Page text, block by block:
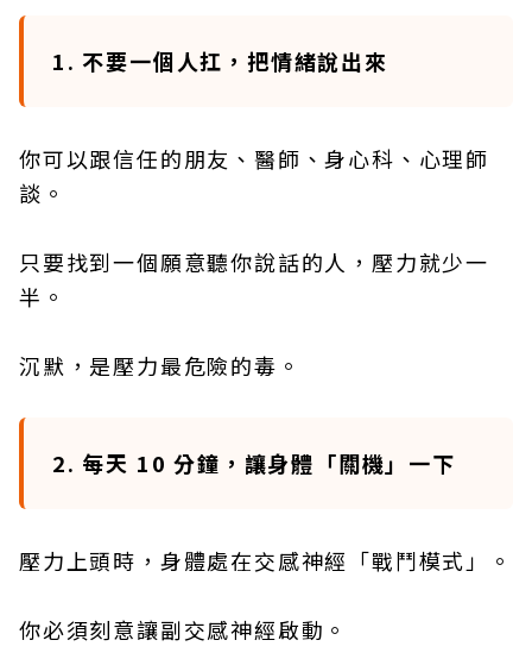
1. 不要一個人扛，把情緒說出來
你可以跟信任的朋友、醫師、身心科、心理師
談。
只要找到一個願意聽你說話的人，壓力就少一
半。
沉默，是壓力最危險的毒。
2. 每天 10 分鐘，讓身體「關機」一下
壓力上頭時，身體處在交感神經「戰鬥模式」。
你必須刻意讓副交感神經啟動。